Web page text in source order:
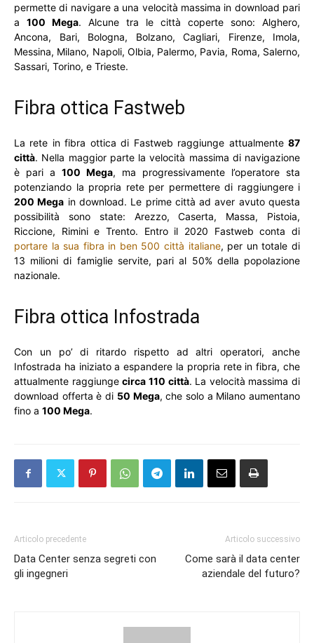
permette di navigare a una velocità massima in download pari
a 100 Mega. Alcune tra le città coperte sono: Alghero,
Ancona, Bari, Bologna, Bolzano, Cagliari, Firenze, Imola,
Messina, Milano, Napoli, Olbia, Palermo, Pavia, Roma, Salerno,
Sassari, Torino, e Trieste.
Fibra ottica Fastweb
La rete in fibra ottica di Fastweb raggiunge attualmente 87
città. Nella maggior parte la velocità massima di navigazione
è pari a 100 Mega, ma progressivamente l’operatore sta
potenziando la propria rete per permettere di raggiungere i
200 Mega in download. Le prime città ad aver avuto questa
possibilità sono state: Arezzo, Caserta, Massa, Pistoia,
Riccione, Rimini e Trento. Entro il 2020 Fastweb conta di
portare la sua fibra in ben 500 città italiane, per un totale di
13 milioni di famiglie servite, pari al 50% della popolazione
nazionale.
Fibra ottica Infostrada
Con un po’ di ritardo rispetto ad altri operatori, anche
Infostrada ha iniziato a espandere la propria rete in fibra, che
attualmente raggiungecirca 110 città. La velocità massima di
download offerta è di 50 Mega, che solo a Milano aumentano
fino a 100 Mega.
Articolo precedente
Data Center senza segreti con
gli ingegneri
Articolo successivo
Come sarà il data center
aziendale del futuro?